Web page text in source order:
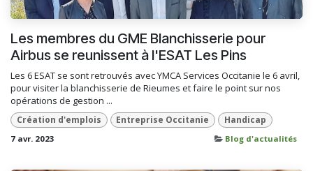
Les membres du GME Blanchisserie pour
Airbus se reunissent à l'ESAT Les Pins
Les 6 ESAT se sont retrouvés avec YMCA Services Occitanie le 6 avril,
pour visiter la blanchisserie de Rieumes et faire le point sur nos
opérations de gestion ...
Création d'emplois Entreprise Occitanie Handicap
7 avr. 2023 Blog d'actualités